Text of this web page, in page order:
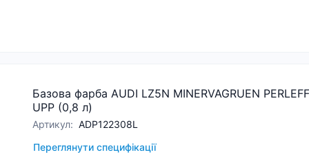
Базова фарба AUDI LZ5N MINERVAGRUEN
UPP (0,8 л)
Артикул: ADP122308L
Переглянути специфікації